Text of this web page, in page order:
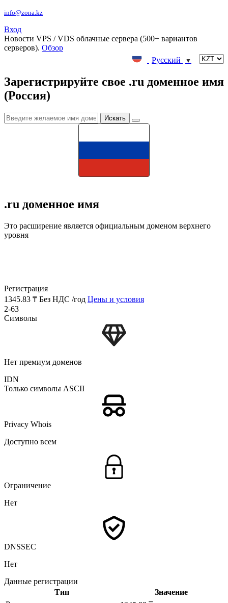
info@zona.kz
Вход
Новости VPS / VDS облачные сервера (500+ вариантов
серверов). Обзор
Русский
▼
Зарегистрируйте свое .ru доменное имя
(Россия)
.ru доменное имя
Это расширение является официальным доменом верхнего
уровня
Регистрация
1345.83 ₸ Без НДС /год Цены и условия
2-63
Символы
Нет премиум доменов
IDN
Только символы ASCII
Privacy Whois
Доступно всем
Ограничение
Нет
DNSSEC
Нет
Данные регистрации
Тип
Значение